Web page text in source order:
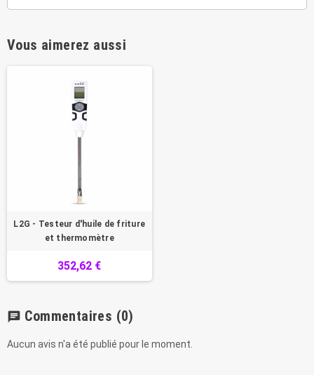
Vous aimerez aussi
L2G - Testeur d'huile de friture
et thermomètre
352,62 €
chat Commentaires (0)
Aucun avis n'a été publié pour le moment.